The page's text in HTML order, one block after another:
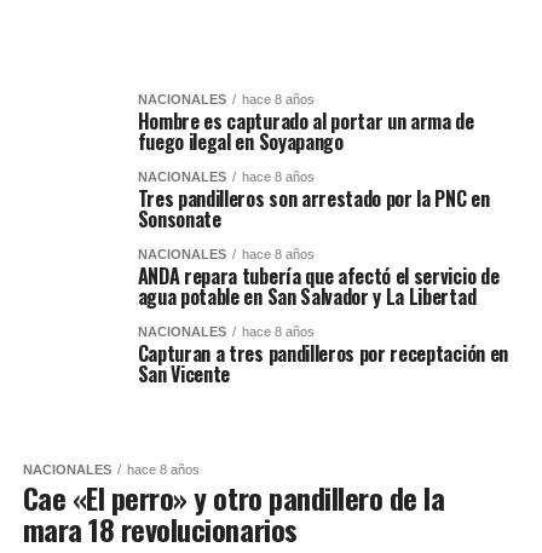
NACIONALES hace 8 años
Hombre es capturado al portar un arma de
fuego ilegal en Soyapango
NACIONALES hace 8 años
Tres pandilleros son arrestado por la PNC en
Sonsonate
NACIONALES hace 8 años
ANDA repara tubería que afectó el servicio de
agua potable en San Salvador y La Libertad
NACIONALES hace 8 años
Capturan a tres pandilleros por receptación en
San Vicente
NACIONALES hace 8 años
Cae «El perro» y otro pandillero de la
mara 18 revolucionarios